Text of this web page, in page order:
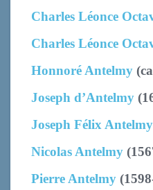
Charles Léonce
Charles Léonce
Honnoré Antelmy
Joseph d’Antelmy
Joseph Félix Antelmy
Nicolas Antelmy
Pierre Antelmy